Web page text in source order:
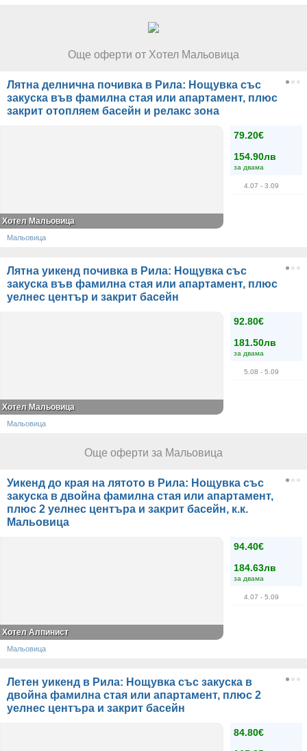
Още оферти от Хотел Мальовица
Лятна делнична почивка в Рила: Нощувка със
закуска във фамилна стая или апартамент, плюс
закрит отопляем басейн и релакс зона
79.20€
154.90лв
за двама
4.07 - 3.09
Хотел Мальовица
Мальовица
Лятна уикенд почивка в Рила: Нощувка със
закуска във фамилна стая или апартамент, плюс
уелнес център и закрит басейн
92.80€
181.50лв
за двама
5.08 - 5.09
Хотел Мальовица
Мальовица
Още оферти за Мальовица
Уикенд до края на лятото в Рила: Нощувка със
закуска в двойна фамилна стая или апартамент,
плюс 2 уелнес центъра и закрит басейн, к.к.
Мальовица
94.40€
184.63лв
за двама
4.07 - 5.09
Хотел Алпинист
Мальовица
Летен уикенд в Рила: Нощувка със закуска в
двойна фамилна стая или апартамент, плюс 2
уелнес центъра и закрит басейн
84.80€